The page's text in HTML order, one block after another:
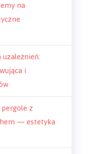
na
i
pergole z
— estetyka